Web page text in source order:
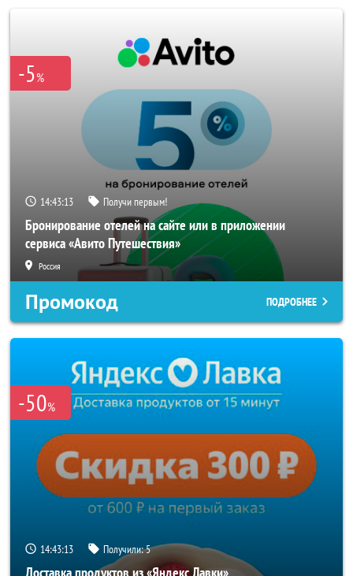
-5%
14:43:10 Получи первым!
Бронирование отелей на сайте или в приложении
сервиса «Авито Путешествия»
Россия
Промокод ПОДРОБНЕЕ
-50%
14:43:10 Получили:5